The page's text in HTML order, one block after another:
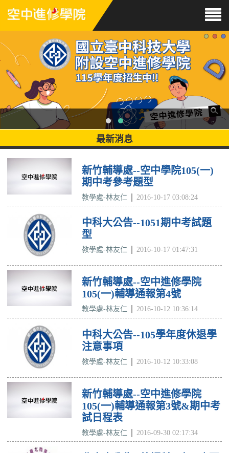
最新消息
新竹輔導處--空中學院105(一)
期中考參考題型
教學處-林友仁 2016-10-17 03:08:24
中科大公告--1051期中考試題
型
教學處-林友仁 2016-10-17 01:47:31
新竹輔導處--空中進修學院
105(一)輔導通報第4號
教學處-林友仁 2016-10-12 10:36:14
中科大公告--105學年度休退學
注意事項
教學處-林友仁 2016-10-12 10:33:08
新竹輔導處--空中進修學院
105(一)輔導通報第3號&期中考
試日程表
教學處-林友仁 2016-09-30 02:17:34